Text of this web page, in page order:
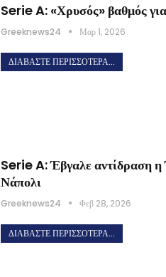
Serie A: «Χρυσός» βαθμός
Greeknews24 Μαρ 1, 2026
ΔΙΑΒΆΣΤΕ ΠΕΡΙΣΣΌΤΕΡΑ...
Serie A: Έβγαλε αντίδραση η
Νάπολι
Greeknews24 Φεβ 28, 2026
ΔΙΑΒΆΣΤΕ ΠΕΡΙΣΣΌΤΕΡΑ...